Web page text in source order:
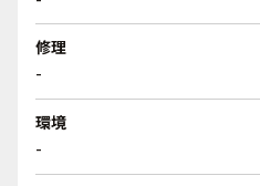
修理
-
環境
-